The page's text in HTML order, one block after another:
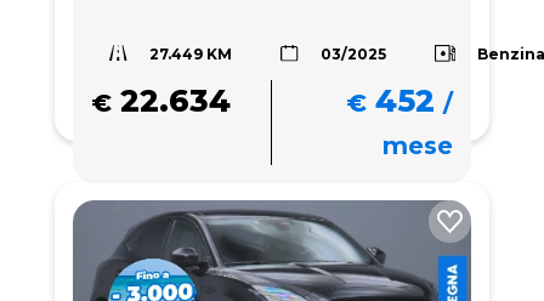
27.449 KM 03/2025
€ 22.634 € 452 /
mese